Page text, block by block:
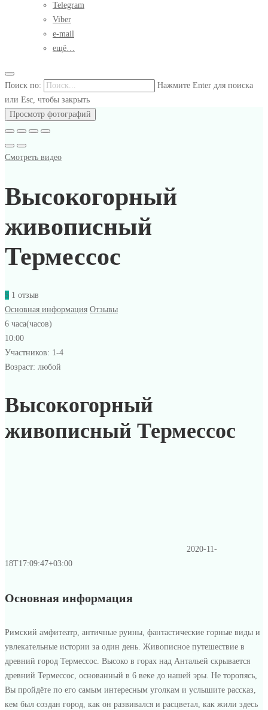
Telegram
Viber
e-mail
ещё…
Поиск по:
Нажмите Enter для поиска
или Esc, чтобы закрыть
Просмотр фотографий
Смотреть видео
Высокогорный
живописный
Термессос
5 1 отзыв
Основная информация Отзывы
6 часа(часов)
10:00
Участников: 1-4
Возраст: любой
Высокогорный
живописный Термессос
2020-11-
18T17:09:47+03:00
Основная информация
Римский амфитеатр, античные руины, фантастические горные виды и
увлекательные истории за один день. Живописное путешествие в
древний город Термессос. Высоко в горах над Антальей скрывается
древний Термессос, основанный в 6 веке до нашей эры. Не торопясь,
Вы пройдёте по его самым интересным уголкам и услышите рассказ,
кем был создан город, как он развивался и расцветал, как жили здесь